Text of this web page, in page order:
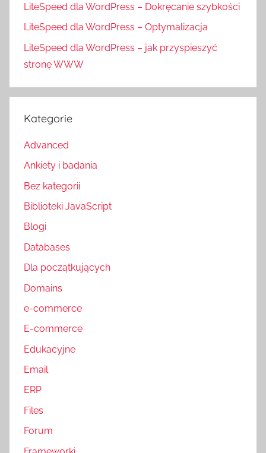
LiteSpeed dla WordPress – Dokręcanie szybkości
LiteSpeed dla WordPress – Optymalizacja
LiteSpeed dla WordPress – jak przyspieszyć
stronę WWW
Kategorie
Advanced
Ankiety i badania
Bez kategorii
Biblioteki JavaScript
Blogi
Databases
Dla początkujących
Domains
e-commerce
E-commerce
Edukacyjne
Email
ERP
Files
Forum